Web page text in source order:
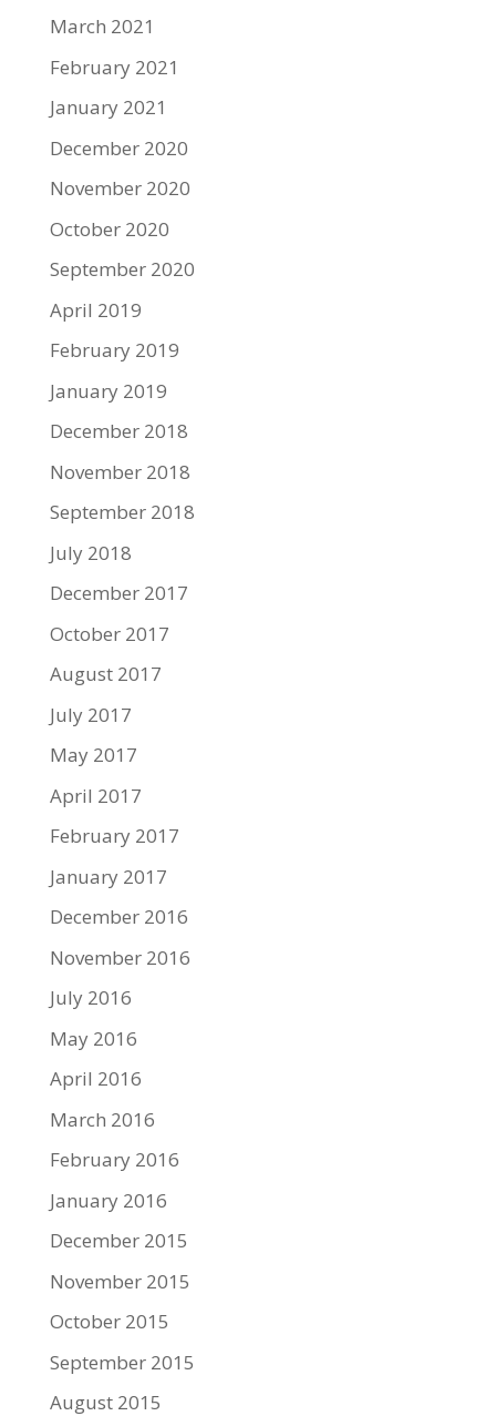
March 2021
February 2021
January 2021
December 2020
November 2020
October 2020
September 2020
April 2019
February 2019
January 2019
December 2018
November 2018
September 2018
July 2018
December 2017
October 2017
August 2017
July 2017
May 2017
April 2017
February 2017
January 2017
December 2016
November 2016
July 2016
May 2016
April 2016
March 2016
February 2016
January 2016
December 2015
November 2015
October 2015
September 2015
August 2015